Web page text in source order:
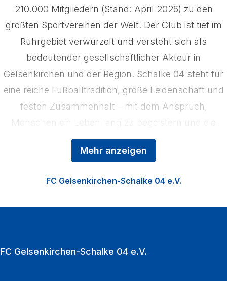
Mehr anzeigen
210.000 Mitgliedern (Stand: April 2026) zu den
größten Sportvereinen der Welt. Der Club ist tief im
Ruhrgebiet verwurzelt und versteht sich als
bedeutender gesellschaftlicher Akteur in
Gelsenkirchen und der Region. Schalke 04 steht für
eine reiche Fußballtradition, große Leidenschaft und
festen Zusammenhalt – mit dem Anspruch,
Menschen ein Leben lang zu begeistern und die
Region zu stärken. Das Kerngeschäft der
Königsblauen ist der Profifußball, ergänzt durch die
FC Gelsenkirchen-Schalke 04 e.V.
FC Gelsenkirchen-Schalke 04 e.V.